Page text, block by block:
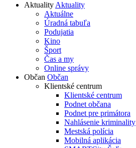
Aktuality Aktuality
Aktuálne
Úradná tabuľa
Podujatia
Kino
Šport
Čas a my
Online správy
Občan Občan
Klientské centrum
Klientské centrum
Podnet občana
Podnet pre primátora
Nahlásenie kriminality
Mestská polícia
Mobilná aplikácia